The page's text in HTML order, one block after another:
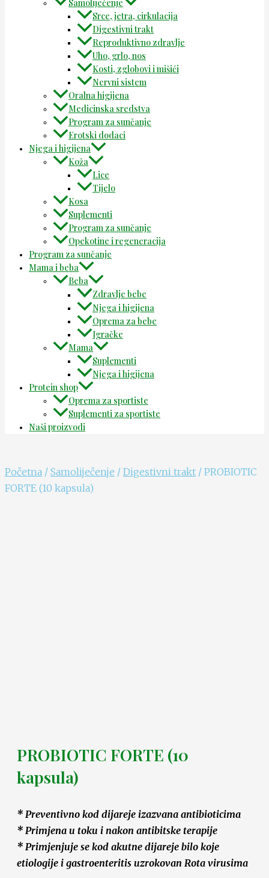
Samoliječenje
Srce, jetra, cirkulacija
Digestivni trakt
Reproduktivno zdravlje
Uho, grlo, nos
Kosti, zglobovi i mišići
Nervni sistem
Oralna higijena
Medicinska sredstva
Program za sunčanje
Erotski dodaci
Njega i higijena
Koža
Lice
Tijelo
Kosa
Suplementi
Program za sunčanje
Opekotine i regeneracija
Program za sunčanje
Mama i beba
Beba
Zdravlje bebe
Njega i higijena
Oprema za bebe
Igračke
Mama
Suplementi
Njega i higijena
Protein shop
Oprema za sportiste
Suplementi za sportiste
Naši proizvodi
Početna / Samoliječenje / Digestivni trakt / PROBIOTIC
FORTE (10 kapsula)
PROBIOTIC FORTE (10
kapsula)
* Preventivno kod dijareje izazvana antibioticima
* Primjena u toku i nakon antibitske terapije
* Primjenjuje se kod akutne dijareje bilo koje
etiologije i gastroenteritis uzrokovan Rota virusima